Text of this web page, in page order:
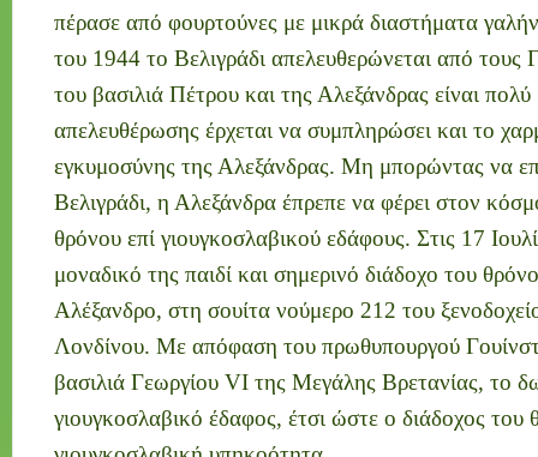
πέρασε από φουρτούνες με μικρά διαστήματα
του 1944 το Βελιγράδι απελευθερώνεται από τους
του βασιλιά Πέτρου και της Αλεξάνδρας είναι
απελευθέρωσης έρχεται να συμπληρώσει και το
εγκυμοσύνης της Αλεξάνδρας. Μη μπορώντας να
Βελιγράδι, η Αλεξάνδρα έπρεπε να φέρει στον
θρόνου επί γιουγκοσλαβικού εδάφους. Στις 17
μοναδικό της παιδί και σημερινό διάδοχο του
Αλέξανδρο, στη σουίτα νούμερο 212 του
Λονδίνου. Με απόφαση του πρωθυπουργού
βασιλιά Γεωργίου VI της Μεγάλης Βρετανίας, το
γιουγκοσλαβικό έδαφος, έτσι ώστε ο διάδοχος του